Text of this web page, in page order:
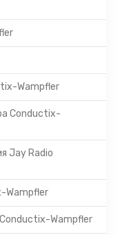
Wampfler
Conductix-
Jay Radio
Wampfler
Wampfler